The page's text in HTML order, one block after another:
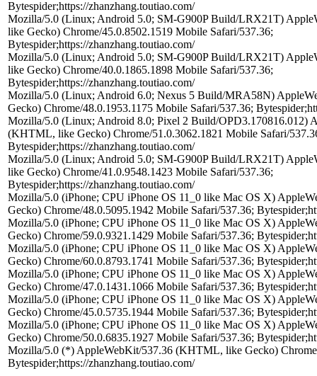
Bytespider;https://zhanzhang.toutiao.com/
Mozilla/5.0 (Linux; Android 5.0; SM-G900P Build/LRX21T)
like Gecko) Chrome/45.0.8502.1519 Mobile Safari/537.36;
Bytespider;https://zhanzhang.toutiao.com/
Mozilla/5.0 (Linux; Android 5.0; SM-G900P Build/LRX21T)
like Gecko) Chrome/40.0.1865.1898 Mobile Safari/537.36;
Bytespider;https://zhanzhang.toutiao.com/
Mozilla/5.0 (Linux; Android 6.0; Nexus 5 Build/MRA58N)
Gecko) Chrome/48.0.1953.1175 Mobile Safari/537.36;
Mozilla/5.0 (Linux; Android 8.0; Pixel 2 Build/OPD3.170816.012)
(KHTML, like Gecko) Chrome/51.0.3062.1821 Mobile Safari/
Bytespider;https://zhanzhang.toutiao.com/
Mozilla/5.0 (Linux; Android 5.0; SM-G900P Build/LRX21T)
like Gecko) Chrome/41.0.9548.1423 Mobile Safari/537.36;
Bytespider;https://zhanzhang.toutiao.com/
Mozilla/5.0 (iPhone; CPU iPhone OS 11_0 like Mac OS X)
Gecko) Chrome/48.0.5095.1942 Mobile Safari/537.36;
Mozilla/5.0 (iPhone; CPU iPhone OS 11_0 like Mac OS X)
Gecko) Chrome/59.0.9321.1429 Mobile Safari/537.36;
Mozilla/5.0 (iPhone; CPU iPhone OS 11_0 like Mac OS X)
Gecko) Chrome/60.0.8793.1741 Mobile Safari/537.36;
Mozilla/5.0 (iPhone; CPU iPhone OS 11_0 like Mac OS X)
Gecko) Chrome/47.0.1431.1066 Mobile Safari/537.36;
Mozilla/5.0 (iPhone; CPU iPhone OS 11_0 like Mac OS X)
Gecko) Chrome/45.0.5735.1944 Mobile Safari/537.36;
Mozilla/5.0 (iPhone; CPU iPhone OS 11_0 like Mac OS X)
Gecko) Chrome/50.0.6835.1927 Mobile Safari/537.36;
Mozilla/5.0 (*) AppleWebKit/537.36 (KHTML, like Gecko)
Bytespider;https://zhanzhang.toutiao.com/